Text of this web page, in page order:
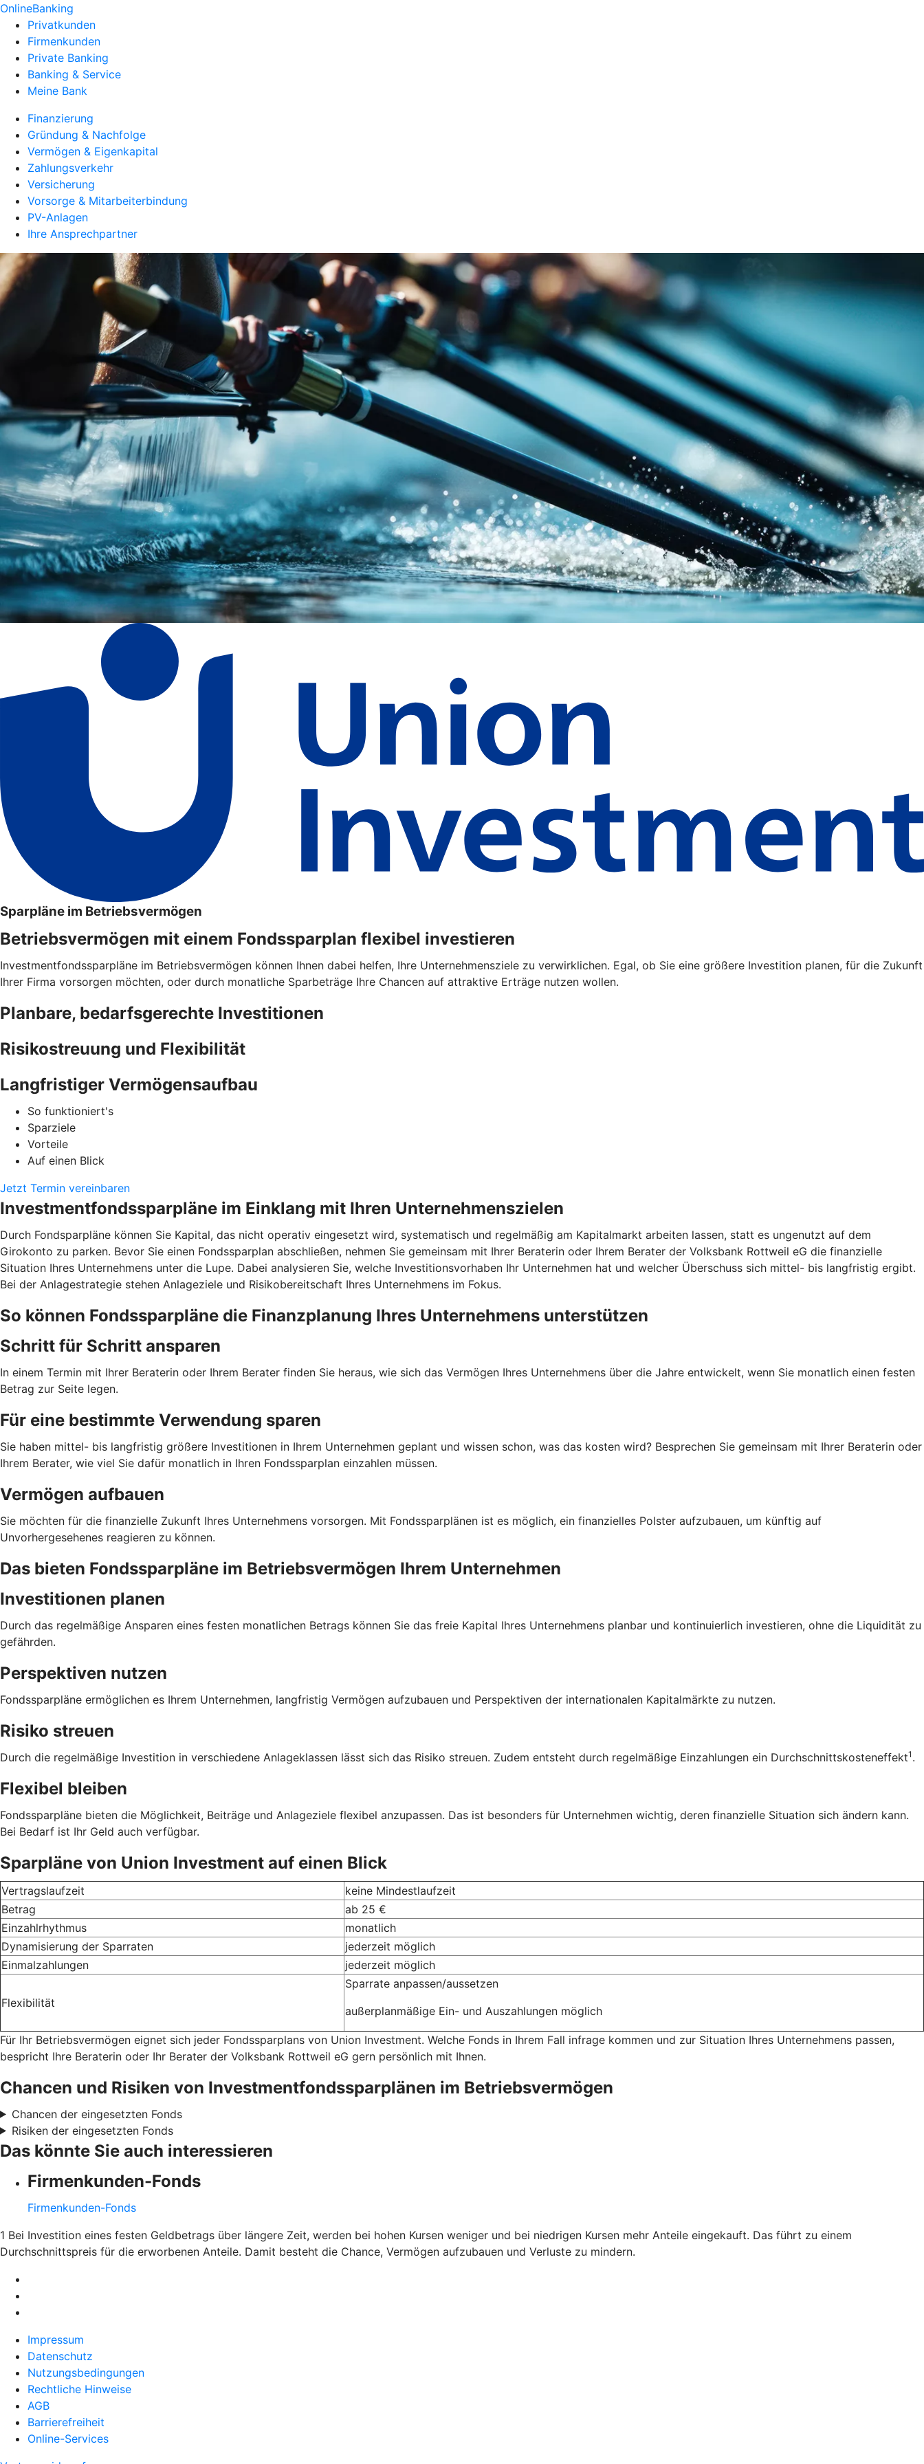
OnlineBanking
Privatkunden
Firmenkunden
Private Banking
Banking & Service
Meine Bank
Finanzierung
Gründung & Nachfolge
Vermögen & Eigenkapital
Zahlungsverkehr
Versicherung
Vorsorge & Mitarbeiterbindung
PV-Anlagen
Ihre Ansprechpartner
Sparpläne im Betriebsvermögen
Betriebsvermögen mit einem Fondssparplan flexibel investieren
Investmentfondssparpläne im Betriebsvermögen können Ihnen dabei helfen, Ihre Unternehmensziele zu verwirklichen. Egal, ob Sie eine größere Investition planen, für die Zukunft
Ihrer Firma vorsorgen möchten, oder durch monatliche Sparbeträge Ihre Chancen auf attraktive Erträge nutzen wollen.
Planbare, bedarfsgerechte Investitionen
Risikostreuung und Flexibilität
Langfristiger Vermögensaufbau
So funktioniert's
Sparziele
Vorteile
Auf einen Blick
Jetzt Termin vereinbaren
Investmentfondssparpläne im Einklang mit Ihren Unternehmenszielen
Durch Fondsparpläne können Sie Kapital, das nicht operativ eingesetzt wird, systematisch und regelmäßig am Kapitalmarkt arbeiten lassen, statt es ungenutzt auf dem
Girokonto zu parken. Bevor Sie einen Fondssparplan abschließen, nehmen Sie gemeinsam mit Ihrer Beraterin oder Ihrem Berater der Volksbank Rottweil eG die finanzielle
Situation Ihres Unternehmens unter die Lupe. Dabei analysieren Sie, welche Investitionsvorhaben Ihr Unternehmen hat und welcher Überschuss sich mittel- bis langfristig ergibt.
Bei der Anlagestrategie stehen Anlageziele und Risikobereitschaft Ihres Unternehmens im Fokus.
So können Fondssparpläne die Finanzplanung Ihres Unternehmens unterstützen
Schritt für Schritt ansparen
In einem Termin mit Ihrer Beraterin oder Ihrem Berater finden Sie heraus, wie sich das Vermögen Ihres Unternehmens über die Jahre entwickelt, wenn Sie monatlich einen festen
Betrag zur Seite legen.
Für eine bestimmte Verwendung sparen
Sie haben mittel- bis langfristig größere Investitionen in Ihrem Unternehmen geplant und wissen schon, was das kosten wird? Besprechen Sie gemeinsam mit Ihrer Beraterin oder
Ihrem Berater, wie viel Sie dafür monatlich in Ihren Fondssparplan einzahlen müssen.
Vermögen aufbauen
Sie möchten für die finanzielle Zukunft Ihres Unternehmens vorsorgen. Mit Fondssparplänen ist es möglich, ein finanzielles Polster aufzubauen, um künftig auf
Unvorhergesehenes reagieren zu können.
Das bieten Fondssparpläne im Betriebsvermögen Ihrem Unternehmen
Investitionen planen
Durch das regelmäßige Ansparen eines festen monatlichen Betrags können Sie das freie Kapital Ihres Unternehmens planbar und kontinuierlich investieren, ohne die Liquidität zu
gefährden.
Perspektiven nutzen
Fondssparpläne ermöglichen es Ihrem Unternehmen, langfristig Vermögen aufzubauen und Perspektiven der internationalen Kapitalmärkte zu nutzen.
Risiko streuen
Durch die regelmäßige Investition in verschiedene Anlageklassen lässt sich das Risiko streuen. Zudem entsteht durch regelmäßige Einzahlungen ein Durchschnittskosteneffekt1 .
Flexibel bleiben
Fondssparpläne bieten die Möglichkeit, Beiträge und Anlageziele flexibel anzupassen. Das ist besonders für Unternehmen wichtig, deren finanzielle Situation sich ändern kann.
Bei Bedarf ist Ihr Geld auch verfügbar.
Sparpläne von Union Investment auf einen Blick
Vertragslaufzeit
keine Mindestlaufzeit
Betrag
ab 25 €
Einzahlrhythmus
monatlich
Dynamisierung der Sparraten
jederzeit möglich
Einmalzahlungen
jederzeit möglich
Flexibilität
Sparrate anpassen/aussetzen
außerplanmäßige Ein- und Auszahlungen möglich
Für Ihr Betriebsvermögen eignet sich jeder Fondssparplans von Union Investment. Welche Fonds in Ihrem Fall infrage kommen und zur Situation Ihres Unternehmens passen,
bespricht Ihre Beraterin oder Ihr Berater der Volksbank Rottweil eG gern persönlich mit Ihnen.
Chancen und Risiken von Investmentfondssparplänen im Betriebsvermögen
Chancen der eingesetzten Fonds
Risiken der eingesetzten Fonds
Das könnte Sie auch interessieren
Firmenkunden-Fonds
Firmenkunden-Fonds
1 Bei Investition eines festen Geldbetrags über längere Zeit, werden bei hohen Kursen weniger und bei niedrigen Kursen mehr Anteile eingekauft. Das führt zu einem
Durchschnittspreis für die erworbenen Anteile. Damit besteht die Chance, Vermögen aufzubauen und Verluste zu mindern.
Impressum
Datenschutz
Nutzungsbedingungen
Rechtliche Hinweise
AGB
Barrierefreiheit
Online-Services